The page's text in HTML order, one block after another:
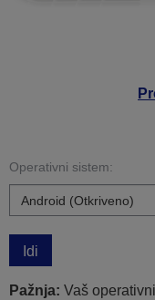
Operativni sistem:
Idi
Pažnja: Vaš